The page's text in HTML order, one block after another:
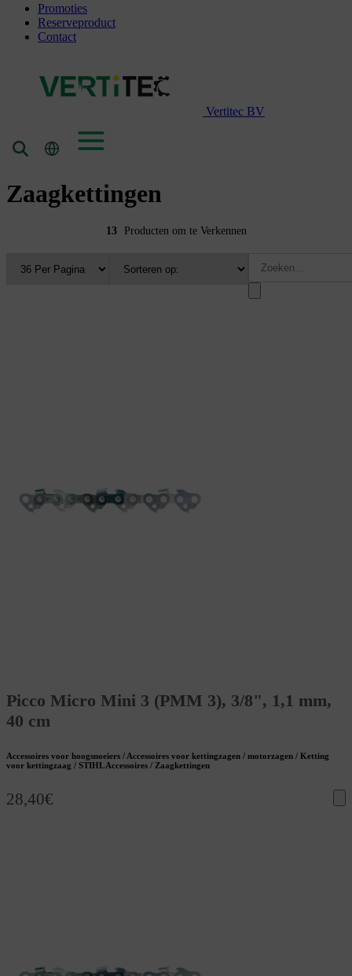
Promoties
Reserveproduct
Contact
Vertitec BV
Zaagkettingen
13 Producten om te Verkennen
Picco Micro Mini 3 (PMM 3), 3/8", 1,1 mm,
40 cm
Accessoires voor hoogsnoeiers / Accessoires voor kettingzagen / motorzagen / Ketting
voor kettingzaag / STIHL Accessoires / Zaagkettingen
28,40€